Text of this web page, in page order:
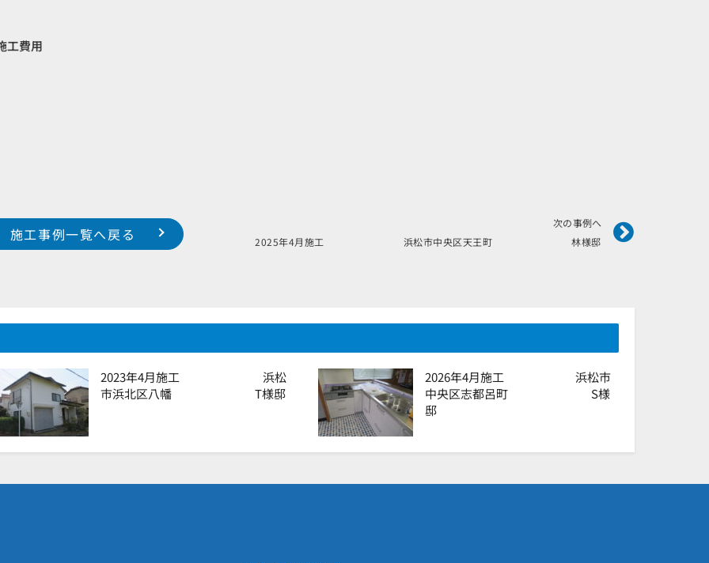
工費用
邸
次の事例へ
2025年4月施工 浜松市中央区天王町 林様邸
Next
施工事例一覧へ戻る
2023年4月施工 浜松
市浜北区八幡 T様邸
2026年4月施工 浜松市
中央区志都呂町 S様
邸